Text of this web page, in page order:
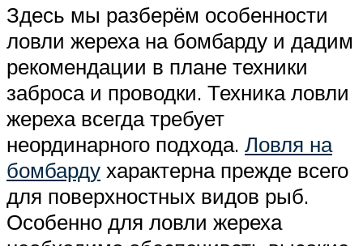
Здесь мы разберём особенности
ловли жереха на бомбарду и дадим
рекомендации в плане техники
заброса и проводки. Техника ловли
жереха всегда требует
неординарного подхода. Ловля на
бомбарду характерна прежде всего
для поверхностных видов рыб.
Особенно для ловли жереха